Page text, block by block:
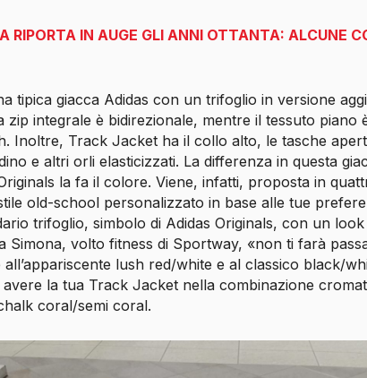
RIPORTA IN AUGE GLI ANNI OTTANTA: ALCUNE
tipica giacca Adidas con un trifoglio in versione
zip integrale è bidirezionale, mentre il tessuto piano
Inoltre, Track Jacket ha il collo alto, le tasche
e altri orli elasticizzati. La differenza in questa
la fa il colore. Viene, infatti, proposta in
old-school personalizzato in base alle tue
trifoglio, simbolo di Adidas Originals, con un
Simona, volto fitness di Sportway, «non ti farà
all’appariscente lush red/white e al classico black/
la tua Track Jacket nella combinazione
coral/semi coral.